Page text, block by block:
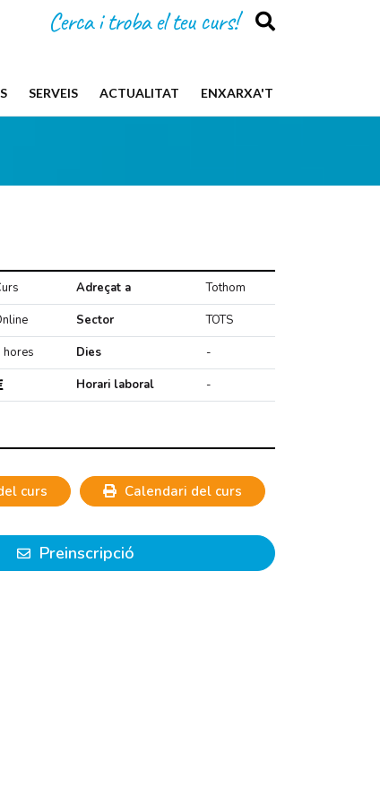
Cerca i troba el teu curs!
SERVEIS ACTUALITAT ENXARXA'T
Adreçat a
Tothom
Sector
TOTS
hores Dies
-
Horari laboral
-
curs Calendari del curs
Preinscripció